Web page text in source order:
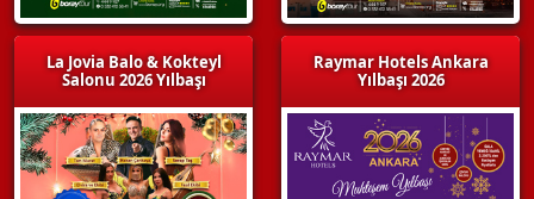
La Jovia Balo & Kokteyl
Salonu 2026 Yılbaşı
Raymar Hotels Ankara
Yılbaşı 2026